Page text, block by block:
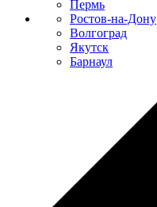
Пермь
Ростов-на-Дону
Волгоград
Якутск
Барнаул